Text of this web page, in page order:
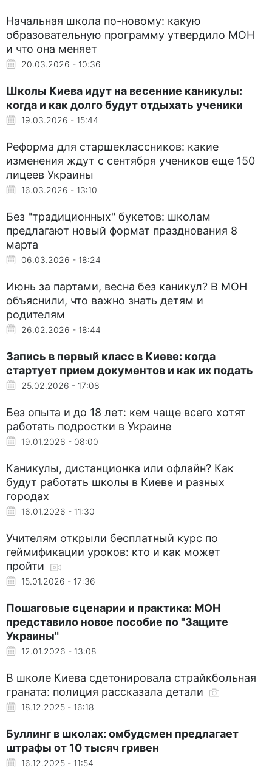
Начальная школа по-новому: какую
образовательную программу утвердило МОН
и что она меняет
20.03.2026 - 10:36
Школы Киева идут на весенние каникулы:
когда и как долго будут отдыхать ученики
19.03.2026 - 15:44
Реформа для старшеклассников: какие
изменения ждут с сентября учеников еще 150
лицеев Украины
16.03.2026 - 13:10
Без "традиционных" букетов: школам
предлагают новый формат празднования 8
марта
06.03.2026 - 18:24
Июнь за партами, весна без каникул? В МОН
объяснили, что важно знать детям и
родителям
26.02.2026 - 18:44
Запись в первый класс в Киеве: когда
стартует прием документов и как их подать
25.02.2026 - 17:08
Без опыта и до 18 лет: кем чаще всего хотят
работать подростки в Украине
19.01.2026 - 08:00
Каникулы, дистанционка или офлайн? Как
будут работать школы в Киеве и разных
городах
16.01.2026 - 11:30
Учителям открыли бесплатный курс по
геймификации уроков: кто и как может
пройти
15.01.2026 - 17:36
Пошаговые сценарии и практика: МОН
представило новое пособие по "Защите
Украины"
12.01.2026 - 13:08
В школе Киева сдетонировала страйкбольная
граната: полиция рассказала детали
18.12.2025 - 16:18
Буллинг в школах: омбудсмен предлагает
штрафы от 10 тысяч гривен
16.12.2025 - 11:54